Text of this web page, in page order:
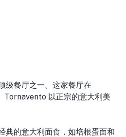
级餐厅之一。这家餐厅在
Tornavento 以正宗的意大利美
典的意大利面食，如培根蛋面和